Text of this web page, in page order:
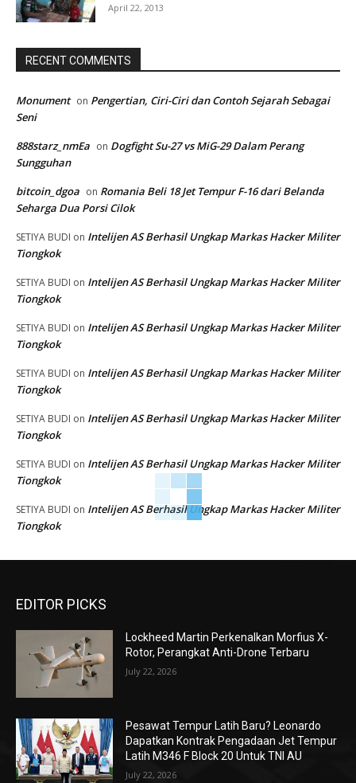
April 22, 2013
RECENT COMMENTS
Monument on Pengertian, Ciri-Ciri dan Contoh Sejarah Sebagai
Seni
888starz_nmEa on Dogfight Su-27 vs MiG-29 Dalam Perang
Sungguhan
bitcoin_dgoa on Romania Beli 18 Jet Tempur F-16 dari Belanda
Seharga Dua Porsi Cilok
SETIYA BUDI on Intelijen AS Berhasil Ungkap Markas Hacker Militer
Tiongkok
SETIYA BUDI on Intelijen AS Berhasil Ungkap Markas Hacker Militer
Tiongkok
SETIYA BUDI on Intelijen AS Berhasil Ungkap Markas Hacker Militer
Tiongkok
SETIYA BUDI on Intelijen AS Berhasil Ungkap Markas Hacker Militer
Tiongkok
SETIYA BUDI on Intelijen AS Berhasil Ungkap Markas Hacker Militer
Tiongkok
SETIYA BUDI on Intelijen AS Berhasil Ungkap Markas Hacker Militer
Tiongkok
SETIYA BUDI on Intelijen AS Berhasil Ungkap Markas Hacker Militer
Tiongkok
EDITOR PICKS
Lockheed Martin Perkenalkan Morfius X-
Rotor, Perangkat Anti-Drone Terbaru
July 22, 2026
Pesawat Tempur Latih Baru? Leonardo
Dapatkan Kontrak Pengadaan Jet Tempur
Latih M346 F Block 20 Untuk TNI AU
July 22, 2026